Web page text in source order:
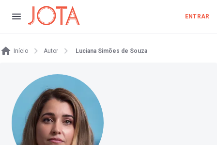
ENTRAR
Início Autor Luciana Simões de Souza